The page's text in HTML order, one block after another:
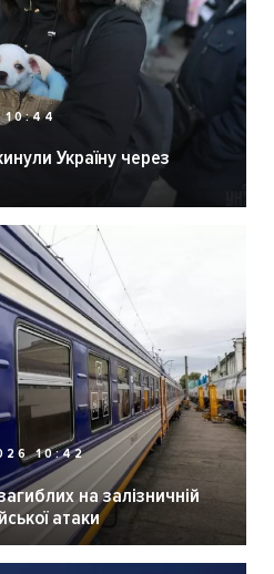
10:44
Україну через
10:42
на залізничній
атаки